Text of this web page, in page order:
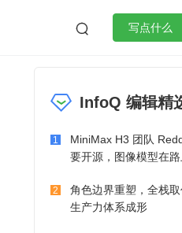
 写点什么
微服务架构 flutter
InfoQ 编辑精
1
MiniMax H3 团队
要开源，图像模型在路
2
角色边界重塑，全栈
生产力体系成形